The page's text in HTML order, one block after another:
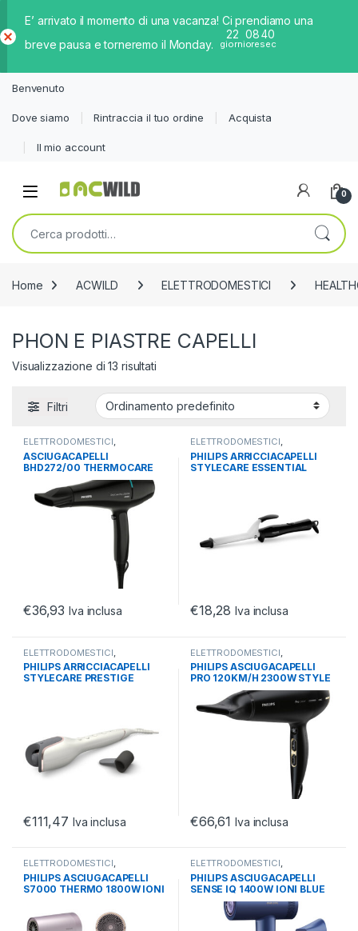
E’ arrivato il momento di una vacanza! Ci prendiamo una
breve pausa e torneremo il Monday.
22
giorni
08
ore
40
sec
iud
Benvenuto
Dove siamo Rintraccia il tuo ordine Acquista
Il mio account
0
Cerca:
Home ACWILD ELETTRODOMESTICI
PHON E PIASTRE CAPELLI
Visualizzazione di 13 risultati
Filtri
ELETTRODOMESTICI,
HEALTHCARE ,PHON E PIASTRE
CAPELLI
ASCIUGACAPELLI
BHD272/00 THERMOCARE
ASCIUGACAPELLI CURA
IONICA
€36,93 Iva inclusa
ELETTRODOMESTICI,
HEALTHCARE, PHON E PIASTRE
CAPELLI
PHILIPS ARRICCIACAPELLI
STYLECARE ESSENTIAL
€18,28 Iva inclusa
ELETTRODOMESTICI
HEALTHCARE, PHON E PIASTRE
CAPELLI
PHILIPS ARRICCIACAPELLI
STYLECARE PRESTIGE
€111,47 Iva inclusa
ELETTRODOMESTICI
HEALTHCARE,PHON E PIASTRE
CAPELLI
PHILIPS ASCIUGACAPELLI
PRO 120KM/H 2300W STYLE
E PROTECT MOTORE AC
€66,61 Iva inclusa
ELETTRODOMESTICI,
HEALTHCARE,PHON E PIASTRE
CAPELLI
PHILIPS ASCIUGACAPELLI
S7000 THERMO 1800W IONI
ELETTRODOMESTICI,
HEALTHCARE,PHON E PIASTRE
CAPELLI
PHILIPS ASCIUGACAPELLI
SENSE IQ 1400W IONI BLUE
MOTORE BDLC